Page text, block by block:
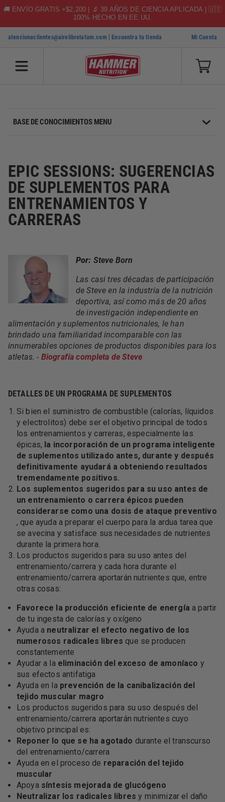
🚚 ENVÍO GRATIS +$2,200 | 🔬 39 AÑOS DE CIENCIA APLICADA | 🇺🇸
100% HECHO EN EE.UU.
SKIP TO CONTENT
atencionaclientes@airelibrelatam.com |Encuentra tu tienda Mi Cuenta
BASE DE CONOCIMIENTOS MENU
EPIC SESSIONS: SUGERENCIAS
DE SUPLEMENTOS PARA
ENTRENAMIENTOS Y
CARRERAS
Por: Steve Born
Las casi tres décadas de participación
de Steve en la industria de la nutrición
deportiva, así como más de 20 años
de investigación independiente en
alimentación y suplementos nutricionales, le han
brindado una familiaridad incomparable con las
innumerables opciones de productos disponibles para los
atletas. - Biografía completa de Steve
DETALLES DE UN PROGRAMA DE SUPLEMENTOS
Si bien el suministro de combustible (calorías, líquidos
y electrolitos) debe ser el objetivo principal de todos
los entrenamientos y carreras, especialmente las
épicas, la incorporación de un programa inteligente
de suplementos utilizado antes, durante y después
definitivamente ayudará a obteniendo resultados
tremendamente positivos.
Los suplementos sugeridos para su uso antes de
un entrenamiento o carrera épicos pueden
considerarse como una dosis de ataque preventivo
, que ayuda a preparar el cuerpo para la ardua tarea que
se avecina y satisface sus necesidades de nutrientes
durante la primera hora.
Los productos sugeridos para su uso antes del
entrenamiento/carrera y cada hora durante el
entrenamiento/carrera aportarán nutrientes que, entre
otras cosas:
Favorece la producción eficiente de energía a partir
de tu ingesta de calorías y oxígeno
Ayuda a neutralizar el efecto negativo de los
numerosos radicales libres que se producen
constantemente
Ayudar a la eliminación del exceso de amoníaco y
sus efectos antifatiga
Ayuda en la prevención de la canibalización del
tejido muscular magro
Los productos sugeridos para su uso después del
entrenamiento/carrera aportarán nutrientes cuyo
objetivo principal es:
Reponer lo que se ha agotado durante el transcurso
del entrenamiento/carrera
Ayuda en el proceso de reparación del tejido
muscular
Apoya síntesis mejorada de glucógeno
Neutralizar los radicales libres y minimizar el daño